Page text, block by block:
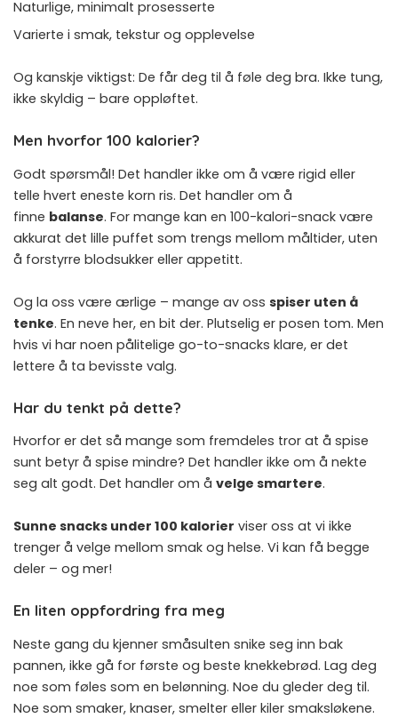
Naturlige, minimalt prosesserte
Varierte i smak, tekstur og opplevelse
Og kanskje viktigst: De får deg til å føle deg bra. Ikke tung,
ikke skyldig – bare oppløftet.
Men hvorfor 100 kalorier?
Godt spørsmål! Det handler ikke om å være rigid eller
telle hvert eneste korn ris. Det handler om å
finne balanse. For mange kan en 100-kalori-snack være
akkurat det lille puffet som trengs mellom måltider, uten
å forstyrre blodsukker eller appetitt.
Og la oss være ærlige – mange av oss spiser uten å
tenke. En neve her, en bit der. Plutselig er posen tom. Men
hvis vi har noen pålitelige go-to-snacks klare, er det
lettere å ta bevisste valg.
Har du tenkt på dette?
Hvorfor er det så mange som fremdeles tror at å spise
sunt betyr å spise mindre? Det handler ikke om å nekte
seg alt godt. Det handler om å velge smartere.
Sunne snacks under 100 kalorier viser oss at vi ikke
trenger å velge mellom smak og helse. Vi kan få begge
deler – og mer!
En liten oppfordring fra meg
Neste gang du kjenner småsulten snike seg inn bak
pannen, ikke gå for første og beste knekkebrød. Lag deg
noe som føles som en belønning. Noe du gleder deg til.
Noe som smaker, knaser, smelter eller kiler smaksløkene.